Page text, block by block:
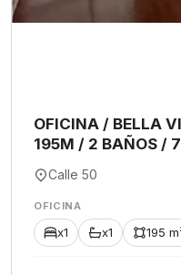
OFICINA / BELLA
195M / 2 BAÑOS /
Calle 50
OFICINA
x1 x1 195